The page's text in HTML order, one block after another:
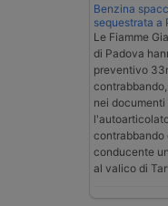
Benzina
sequestrata a
Le Fiamme
di Padova
preventivo
nei
contrabbando
conducente
al valico di